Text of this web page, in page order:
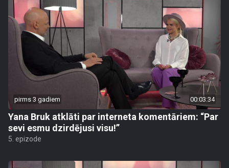
pirms 3 gadiem 00:03:34
Yana Bruk atklāti par interneta komentāriem: “Par
sevi esmu dzirdējusi visu!”
5. epizode